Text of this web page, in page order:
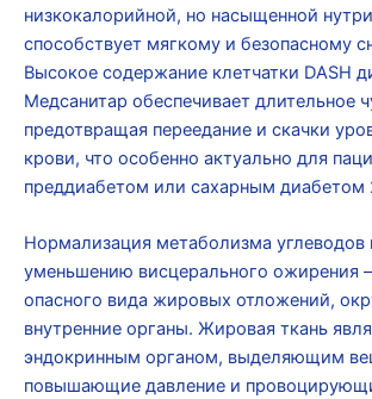
низкокалорийной, но насыщенной
способствует мягкому и безопасному
Высокое содержание клетчатки DASH
Медсанитар обеспечивает длительное
предотвращая переедание и скачки
крови, что особенно актуально для
преддиабетом или сахарным диабетом
Нормализация метаболизма углеводов
уменьшению висцерального ожирения
опасного вида жировых отложений,
внутренние органы. Жировая ткань
эндокринным органом, выделяющим
повышающие давление и